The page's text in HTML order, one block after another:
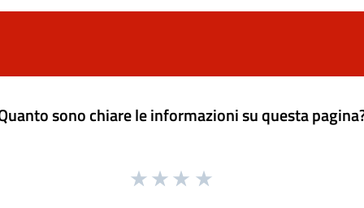
sono chiare le informazioni su questa